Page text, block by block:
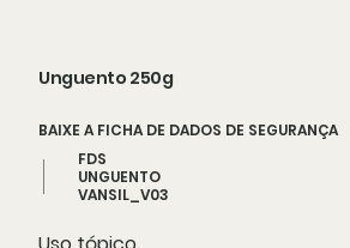
Unguento 250g
FDS
UNGUENTO
VANSIL_V03
BAIXE A FICHA DE DADOS DE SEGURANÇA